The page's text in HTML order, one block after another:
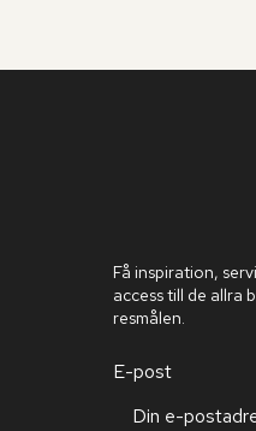
Få inspiration,
access till de allra
resmålen.
E-post